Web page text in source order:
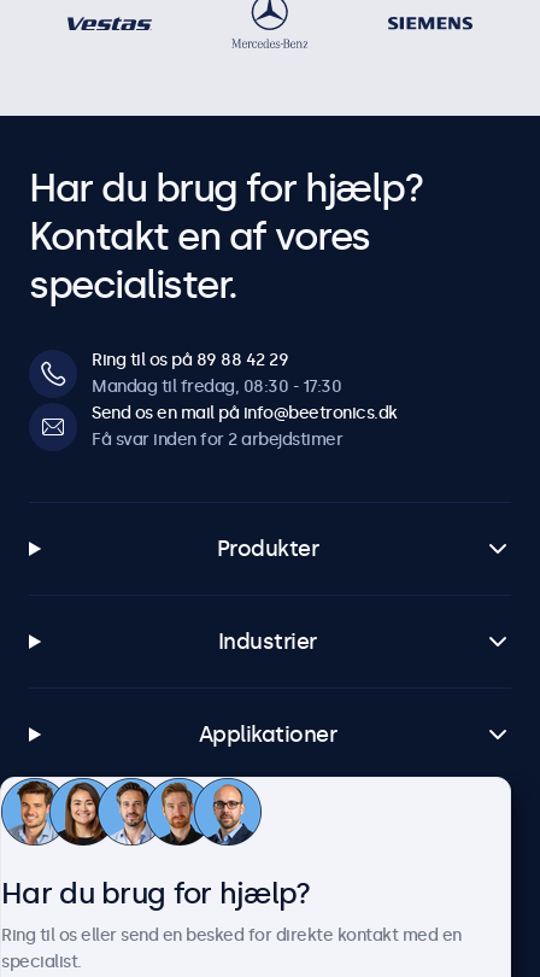
Har du brug for hjælp?
Kontakt en af vores
specialister.
Ring til os på 89 88 42 29
Mandag til fredag, 08:30 - 17:30
Send os en mail på info@beetronics.dk
Få svar inden for 2 arbejdstimer
Produkter
Industrier
Applikationer
Kundeservice
Har du brug for hjælp?
Ring til os eller send en besked for direkte kontakt med en
specialist.